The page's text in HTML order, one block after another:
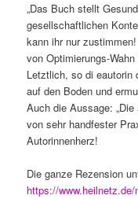
„Das Buch stellt
gesellschaftlichen
kann ihr nur
von Optimierungs-
Letztlich, so di eautorin
auf den Boden und
Auch die Aussage:
von sehr handfester
Autorinnenherz!
Die ganze Rezension
https://